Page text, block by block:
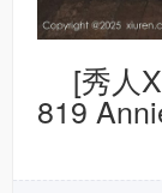
[秀人
819